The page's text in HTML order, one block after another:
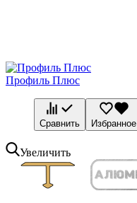
Профиль Плюс
Сравнить Избранное
Увеличить